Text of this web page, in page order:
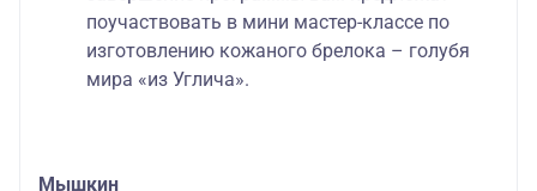
поучаствовать в мини мастер-классе по
изготовлению кожаного брелока – голубя
мира «из Углича».
Мышкин